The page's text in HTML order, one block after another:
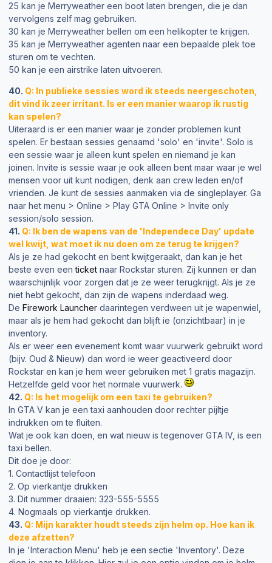
25 kan je Merryweather een boot laten brengen, die je dan
vervolgens zelf mag gebruiken.
30 kan je Merryweather bellen om een helikopter te krijgen.
35 kan je Merryweather agenten naar een bepaalde plek toe
sturen om te vechten.
50 kan je een airstrike laten uitvoeren.
40. Q: In publieke sessies word ik steeds neergeschoten,
dit vind ik zeer irritant. Is er een manier waarop ik rustig
kan spelen?
Uiteraard is er een manier waar je zonder problemen kunt
spelen. Er bestaan sessies genaamd 'solo' en 'invite'. Solo is
een sessie waar je alleen kunt spelen en niemand je kan
joinen. Invite is sessie waar je ook alleen bent maar waar je wel
mensen voor uit kunt nodigen, denk aan crew leden en/of
vrienden. Je kunt de sessies aanmaken via de singleplayer. Ga
naar het menu > Online > Play GTA Online > Invite only
session/solo session.
41. Q: Ik ben de wapens van de 'Independece Day' update
wel kwijt, wat moet ik nu doen om ze terug te krijgen?
Als je ze had gekocht en bent kwijtgeraakt, dan kan je het
beste even eenticket naar Rockstar sturen. Zij kunnen er dan
waarschijnlijk voor zorgen dat je ze weer terugkrijgt. Als je ze
niet hebt gekocht, dan zijn de wapens inderdaad weg.
De Firework Launcher daarintegen verdween uit je wapenwiel,
maar als je hem had gekocht dan blijft ie (onzichtbaar) in je
inventory.
Als er weer een evenement komt waar vuurwerk gebruikt word
(bijv. Oud & Nieuw) dan word ie weer geactiveerd door
Rockstar en kan je hem weer gebruiken met 1 gratis magazijn.
Hetzelfde geld voor het normale vuurwerk.
42. Q: Is het mogelijk om een taxi te gebruiken?
In GTA V kan je een taxi aanhouden door rechter pijltje
indrukken om te fluiten.
Wat je ook kan doen, en wat nieuw is tegenover GTA IV, is een
taxi bellen.
Dit doe je door:
1. Contactlijst telefoon
2. Op vierkantje drukken
3. Dit nummer draaien: 323-555-5555
4. Nogmaals op vierkantje drukken.
43. Q: Mijn karakter houdt steeds zijn helm op. Hoe kan ik
deze afzetten?
In je 'Interaction Menu' heb je een sectie 'Inventory'. Deze